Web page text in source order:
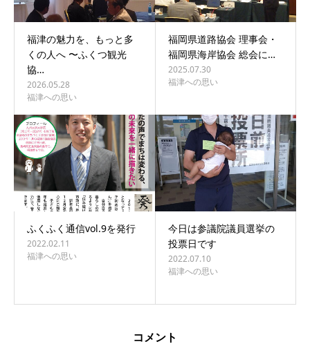
福津の魅力を、もっと多
くの人へ 〜ふくつ観光
協…
2026.05.28
福津への思い
福岡県道路協会 理事会・
福岡県海岸協会 総会に…
2025.07.30
福津への思い
ふくふく通信vol.9を発行
2022.02.11
福津への思い
今日は参議院議員選挙の
投票日です
2022.07.10
福津への思い
コメント